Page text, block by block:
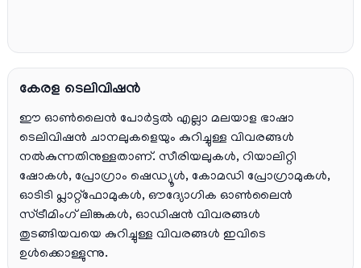
കേരള ടെലിവിഷൻ
ഈ ഓൺലൈൻ പോർട്ടൽ എല്ലാ മലയാള ഭാഷാ
ടെലിവിഷൻ ചാനലുകളെയും കുറിച്ചുള്ള വിവരങ്ങൾ
നൽകുന്നതിനുള്ളതാണ്. സീരിയലുകൾ, റിയാലിറ്റി
ഷോകൾ, പ്രോഗ്രാം ഷെഡ്യൂൾ, കോമഡി പ്രോഗ്രാമുകൾ,
ഓടിടി പ്ലാറ്റ്‌ഫോമുകൾ, ഔദ്യോഗിക ഓൺലൈൻ
സ്ട്രീമിംഗ് ലിങ്കുകൾ, ഓഡിഷൻ വിവരങ്ങൾ
തുടങ്ങിയവയെ കുറിച്ചുള്ള വിവരങ്ങൾ ഇവിടെ
ഉൾക്കൊള്ളുന്നു.